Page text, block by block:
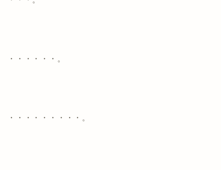
・・・・・・。
・・・・・・・・・。